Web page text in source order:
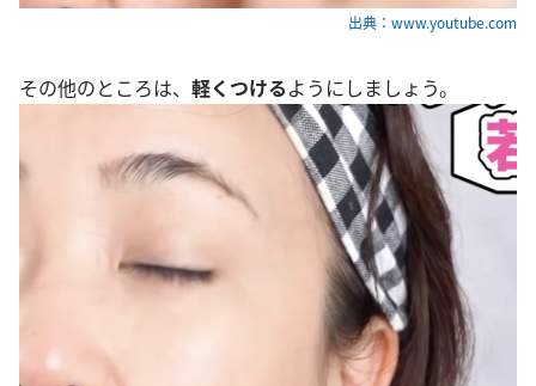
出典：www.youtube.com
その他のところは、 軽くつけるようにしましょう。